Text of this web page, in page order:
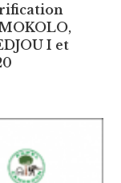
I et